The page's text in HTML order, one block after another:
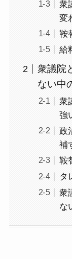
衆
変
鞍
給
衆議院
ない中
衆
強
政
補
鞍
タ
衆
な